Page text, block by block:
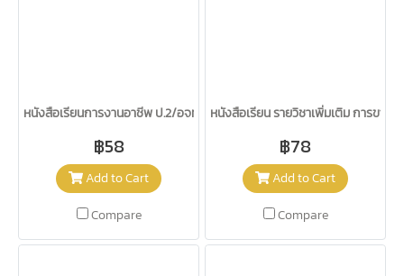
หนังสือเรียนการงานอาชีพ ป.2/อจท.
฿58
Add to Cart
Compare
หนังสือเรียน รายวิชาเพิ่มเติม การขาย
฿78
Add to Cart
Compare